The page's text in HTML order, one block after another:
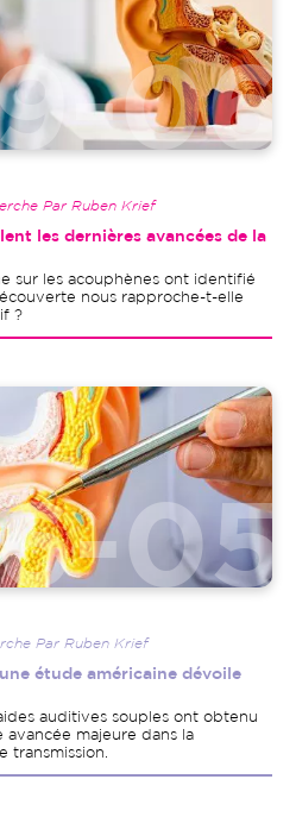
Par Ruben Krief
les dernières avancées de la
sur les acouphènes ont identifié
nous rapproche-t-elle
?
Par Ruben Krief
étude américaine dévoile
auditives souples ont obtenu
avancée majeure dans la
transmission.